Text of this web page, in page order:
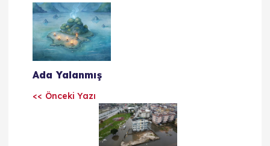
Y
a
zAda Yalanmış
<< Önceki Yazı